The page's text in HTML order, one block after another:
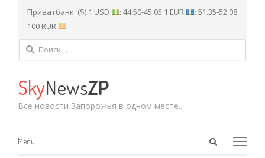
Приватбанк: ($) 1 USD : 44.50-45.05 1 EUR
: 51.35-52.08
100 RUR
: -
Найти:
SkyNewsZP
Все новости Запорожья в одном месте...
Open
Menu
Menu